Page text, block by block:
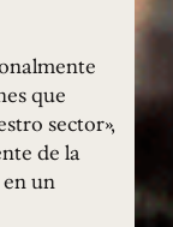
que
sector»,
de la
un